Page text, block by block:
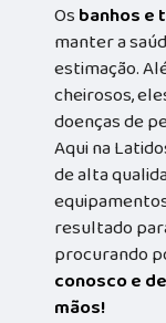
Osbanhos e
manter a
estimação.
cheirosos,
doenças de
Aqui na
de alta
resultado
procurando
conosco e
mãos!